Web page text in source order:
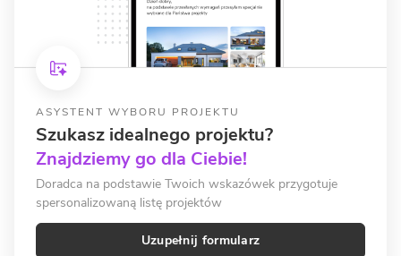
ASYSTENT WYBORU PROJEKTU
Szukasz idealnego projektu?
Znajdziemy go dla Ciebie!
Doradca na podstawie Twoich wskazówek przygotuje
spersonalizowaną listę projektów
Uzupełnij formularz